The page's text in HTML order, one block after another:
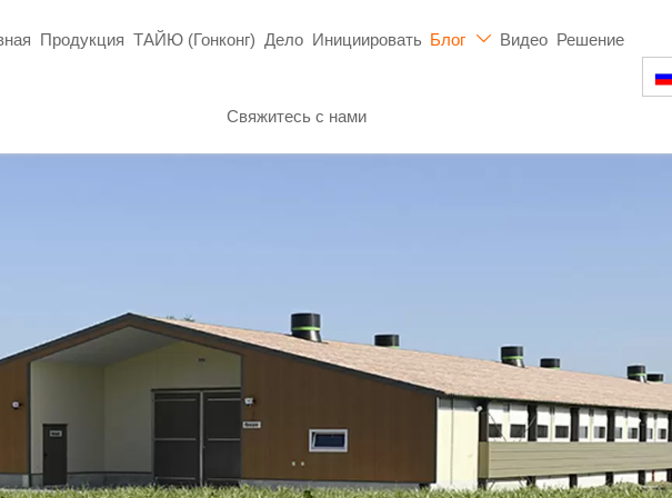
Продукция ТАЙЮ (Гонконг) Дело Инициировать Блог  Видео Решение
Свяжитесь с нами